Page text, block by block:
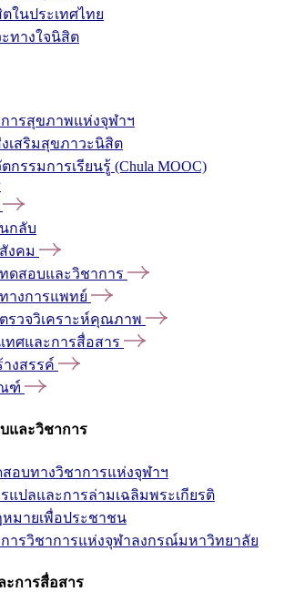
ในประเทศไทย
ทางใจนิสิต
ารสุขภาพแห่งจุฬาฯ
เสริมสุขภาวะนิสิต
กรรมการเรียนรู้ (Chula MOOC)
กลับ
งคม
ดสอบและวิชาการ
างการแพทย์
รวจวิเคราะห์คุณภาพ
ทศและการสื่อสาร
งสรรค์
ฑ์
และวิชาการ
อบทางวิชาการแห่งจุฬาฯ
แปลและการล่ามเฉลิมพระเกียรติ
มายเพื่อประชาชน
ารวิชาการแห่งจุฬาลงกรณ์มหาวิทยาลัย
ะการสื่อสาร